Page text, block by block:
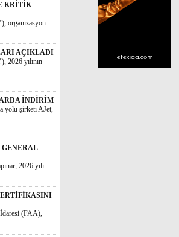
KRİTİK
organizasyon
AÇIKLADI
2026 yılının
İNDİRİM
yolu şirketi AJet,
2026 yılı
(FAA),